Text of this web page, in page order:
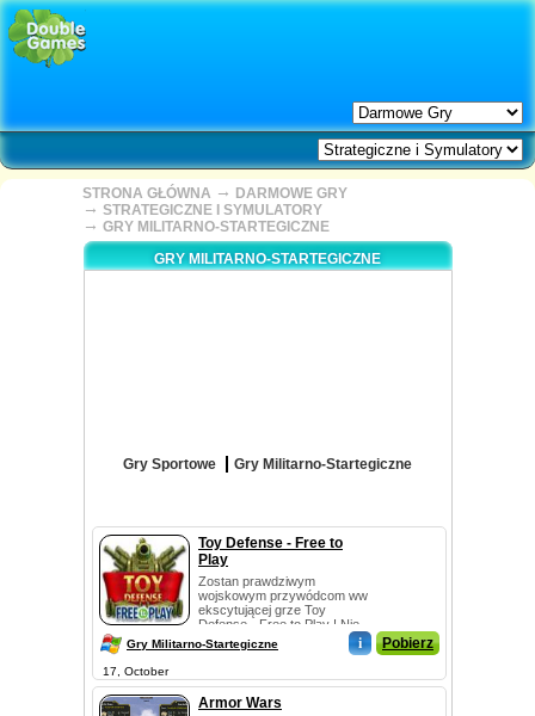
STRONA GŁÓWNA → DARMOWE GRY
→ STRATEGICZNE I SYMULATORY
→ GRY MILITARNO-STARTEGICZNE
GRY MILITARNO-STARTEGICZNE
Gry Sportowe Gry Militarno-Startegiczne
Toy Defense - Free to
Play
Zostan prawdziwym
wojskowym przywódcom ww
ekscytującej grze Toy
Defense - Free to Play ! Nie
pozw...
Gry Militarno-Startegiczne i Pobierz
17, October
Armor Wars